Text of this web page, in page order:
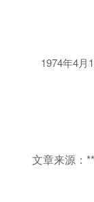
1974年4月
文章来源：